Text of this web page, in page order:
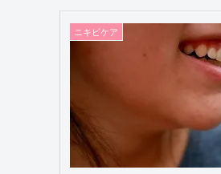
ニキビケア